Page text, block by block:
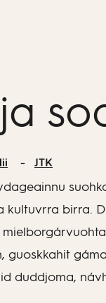
JTK
birra.
duddjoma,